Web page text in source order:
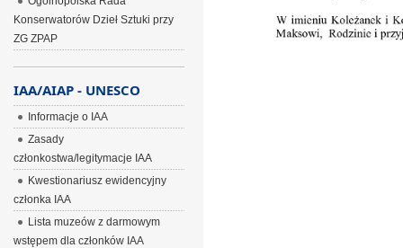
Konserwatorów Dzieł Sztuki przy
ZG ZPAP
IAA/AIAP - UNESCO
Informacje o IAA
Zasady
członkostwa/legitymacje IAA
Kwestionariusz ewidencyjny
członka IAA
Lista muzeów z darmowym
wstępem dla członków IAA